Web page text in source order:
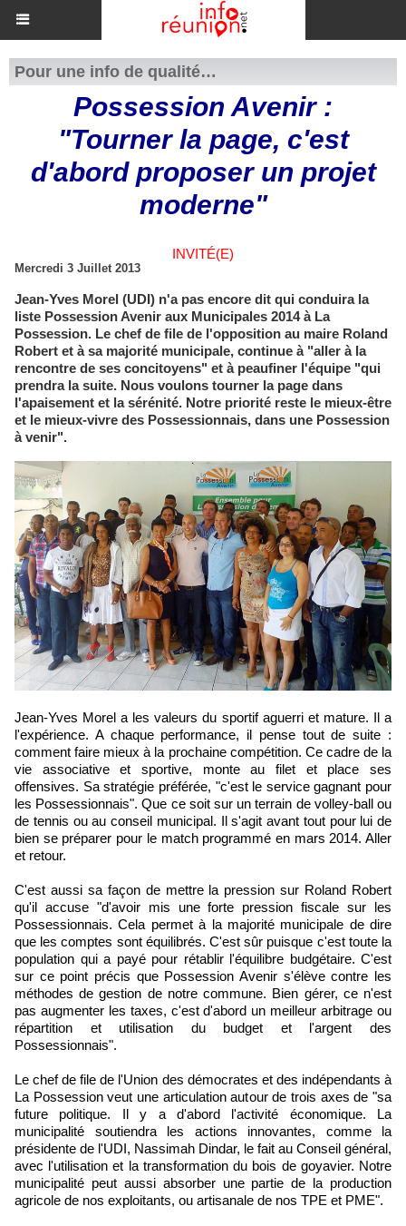
Pour une info de qualité…
Possession Avenir :
"Tourner la page, c'est
d'abord proposer un projet
moderne"
INVITÉ(E)
Mercredi 3 Juillet 2013
Jean-Yves Morel (UDI) n'a pas encore dit qui conduira la
liste Possession Avenir aux Municipales 2014 à La
Possession. Le chef de file de l'opposition au maire Roland
Robert et à sa majorité municipale, continue à "aller à la
rencontre de ses concitoyens" et à peaufiner l'équipe "qui
prendra la suite. Nous voulons tourner la page dans
l'apaisement et la sérénité. Notre priorité reste le mieux-être
et le mieux-vivre des Possessionnais, dans une Possession
à venir".
Jean-Yves Morel a les valeurs du sportif aguerri et mature. Il a
l'expérience. A chaque performance, il pense tout de suite :
comment faire mieux à la prochaine compétition. Ce cadre de la
vie associative et sportive, monte au filet et place ses
offensives. Sa stratégie préférée, "c'est le service gagnant pour
les Possessionnais". Que ce soit sur un terrain de volley-ball ou
de tennis ou au conseil municipal. Il s'agit avant tout pour lui de
bien se préparer pour le match programmé en mars 2014. Aller
et retour.
C'est aussi sa façon de mettre la pression sur Roland Robert
qu'il accuse "d'avoir mis une forte pression fiscale sur les
Possessionnais. Cela permet à la majorité municipale de dire
que les comptes sont équilibrés. C'est sûr puisque c'est toute la
population qui a payé pour rétablir l'équilibre budgétaire. C'est
sur ce point précis que Possession Avenir s'élève contre les
méthodes de gestion de notre commune. Bien gérer, ce n'est
pas augmenter les taxes, c'est d'abord un meilleur arbitrage ou
répartition et utilisation du budget et l'argent des
Possessionnais".
Le chef de file de l'Union des démocrates et des indépendants à
La Possession veut une articulation autour de trois axes de "sa
future politique. Il y a d'abord l'activité économique. La
municipalité soutiendra les actions innovantes, comme la
présidente de l'UDI, Nassimah Dindar, le fait au Conseil général,
avec l'utilisation et la transformation du bois de goyavier. Notre
municipalité peut aussi absorber une partie de la production
agricole de nos exploitants, ou artisanale de nos TPE et PME".